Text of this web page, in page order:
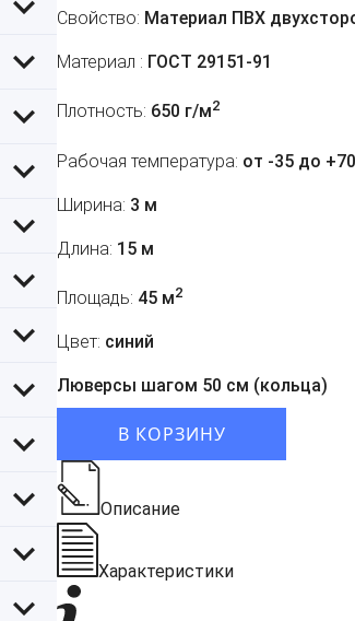
Свойство: Материал ПВХ
Материал : ГОСТ 29151-91
Плотность: 650 г/м2
Рабочая температура: от -35 до
Ширина: 3 м
Длина: 15 м
Площадь: 45 м2
Цвет: синий
Люверсы шагом 50 см (кольца)
В КОРЗИНУ
Описание
Характеристики